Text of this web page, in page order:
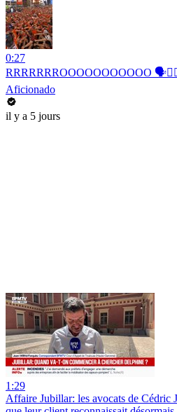
0:27
RRRRRRROOOOOOOOOOO
Aficionado
il y a 5 jours
1:29
Affaire Jubillar: les avocats de Cédric